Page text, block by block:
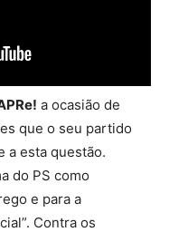
a ocasião de
que o seu partido
a esta questão.
do PS como
e para a
Contra os